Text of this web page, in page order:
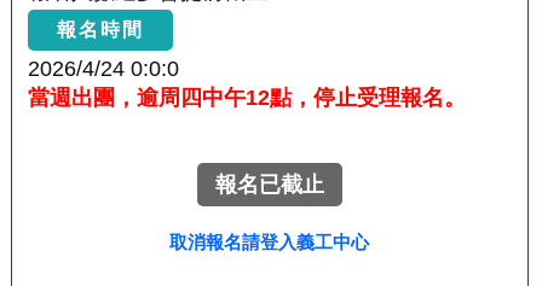
報名時間
2026/4/24 0:0:0
當週出團，逾周四中午12點，停止受理報名。
報名已截止
取消報名請登入義工中心